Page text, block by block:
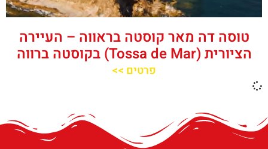
טוסה דה מאר קוסטה בראווה – העיירה
הציורית (Tossa de Mar) בקוסטה ברווה
פרטים >>